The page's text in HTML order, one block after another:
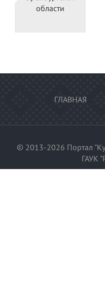
области
ГЛАВНАЯ
© 2013-2026 Портал
ГАУК